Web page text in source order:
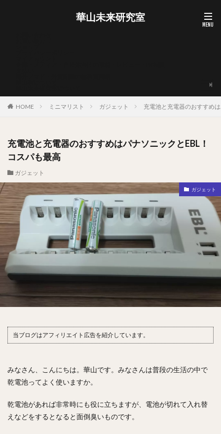
華山未来研究室
HOME ミニマリスト ガジェット 充電池と充電器のおすすめ
充電池と充電器のおすすめはパナソニックとEBL！
コスパも最高
ガジェット
ガジェット
当ブログはアフィリエイト広告を紹介しています。
みなさん、こんにちは。華山です。みなさんは普段の生活の中で
乾電池ってよく使いますか。
乾電池があれば非常時にも役に立ちますが、電池が切れて入れ替
えなどをするとなると面倒臭いものです。